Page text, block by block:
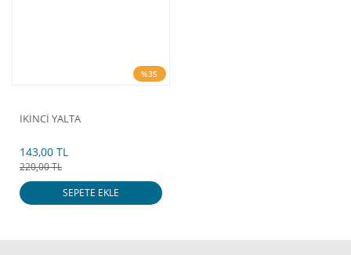
%35
İKİNCİ YALTA
143,00 TL
220,00 TL
SEPETE EKLE